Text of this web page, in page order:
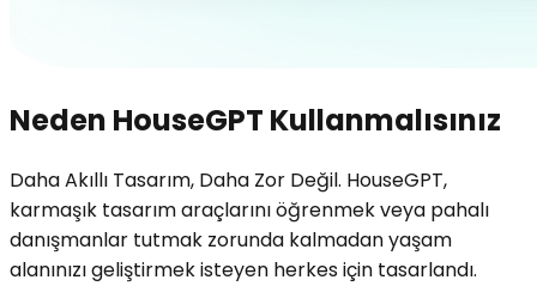
Neden HouseGPT Kullanmalısınız
Daha Akıllı Tasarım, Daha Zor Değil. HouseGPT,
karmaşık tasarım araçlarını öğrenmek veya pahalı
danışmanlar tutmak zorunda kalmadan yaşam
alanınızı geliştirmek isteyen herkes için tasarlandı.